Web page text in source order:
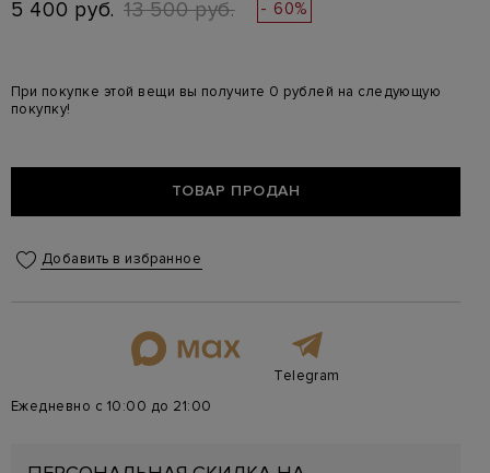
5 400 руб. 13 500 руб. - 60%
При покупке этой вещи вы получите 0 рублей на следующую
покупку!
ТОВАР ПРОДАН
Добавить в избранное
Telegram
Ежедневно с 10:00 до 21:00